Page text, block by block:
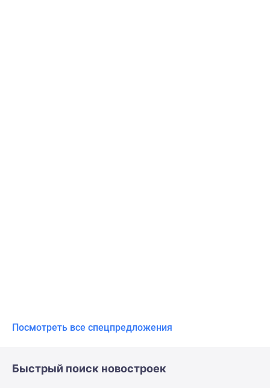
Посмотреть все спецпредложения
Быстрый поиск новостроек